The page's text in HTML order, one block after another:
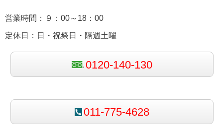
営業時間：９：00～18：00
定休日：日・祝祭日・隔週土曜
0120-140-130
011-775-4628